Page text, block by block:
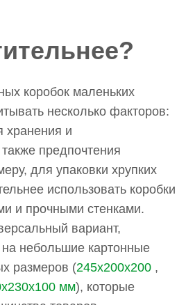
коробок маленьких
несколько факторов:
хранения и
предпочтения
для упаковки хрупких
использовать коробки
и прочными стенками.
вариант,
небольшие картонные
размеров (245х200х200 ,
мм), которые